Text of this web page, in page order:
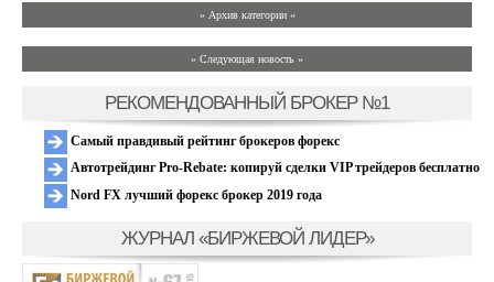
» Архив категории «
» Следующая новость »
РЕКОМЕНДОВАННЫЙ БРОКЕР №1
Самый правдивый рейтинг брокеров форекс
Автотрейдинг Pro-Rebate: копируй сделки VIP трейдеров бесплатно
Nord FX лучший форекс брокер 2019 года
ЖУРНАЛ «БИРЖЕВОЙ ЛИДЕР»